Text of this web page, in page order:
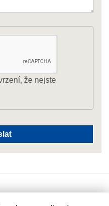
že nejste